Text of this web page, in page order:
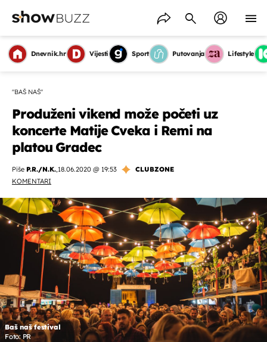
Dnevnik.hr Vijesti Sport Putovanja Lifestyle
"BAŠ NAŠ"
Produženi vikend može početi uz
koncerte Matije Cveka i Remi na
platou Gradec
Piše P.R./N.K.,18.06.2020 @ 19:53
CLUBZONE
KOMENTARI
Baš naš festival
Foto: PR
OMOGUĆI OBAVIJESTI